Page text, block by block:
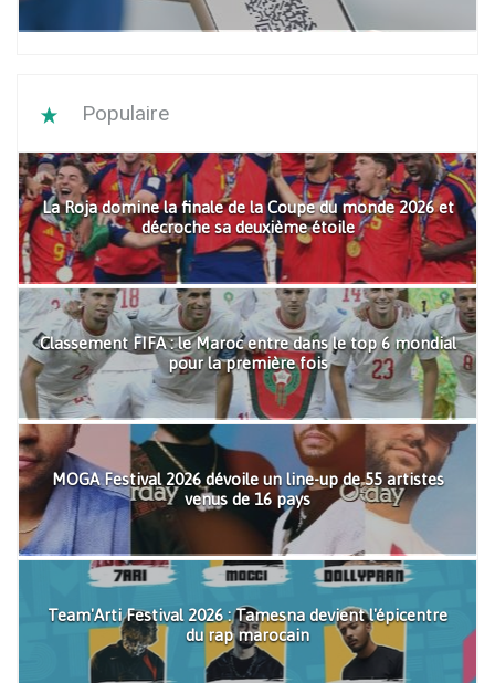
Populaire
La Roja domine la finale de la Coupe du monde 2026 et
décroche sa deuxième étoile
Classement FIFA : le Maroc entre dans le top 6 mondial
pour la première fois
MOGA Festival 2026 dévoile un line-up de 55 artistes
venus de 16 pays
Team'Arti Festival 2026 : Tamesna devient l'épicentre
du rap marocain